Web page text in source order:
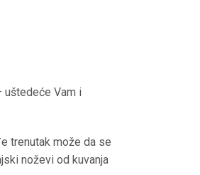
uštedeće Vam i
trenutak može da se
noževi od kuvanja